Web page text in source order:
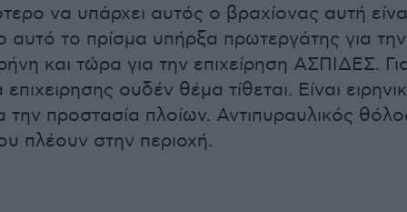
να υπάρχει αυτός ο βραχίονας αυτή
αυτό το πρίσμα υπήρξα πρωτεργάτης για την
και τώρα για την επιχείρηση ΑΣΠΙΔΕΣ.
ουδέν θέμα τίθεται. Είναι
την προστασία πλοίων. Αντιπυραυλικός
πλέουν στην περιοχή.